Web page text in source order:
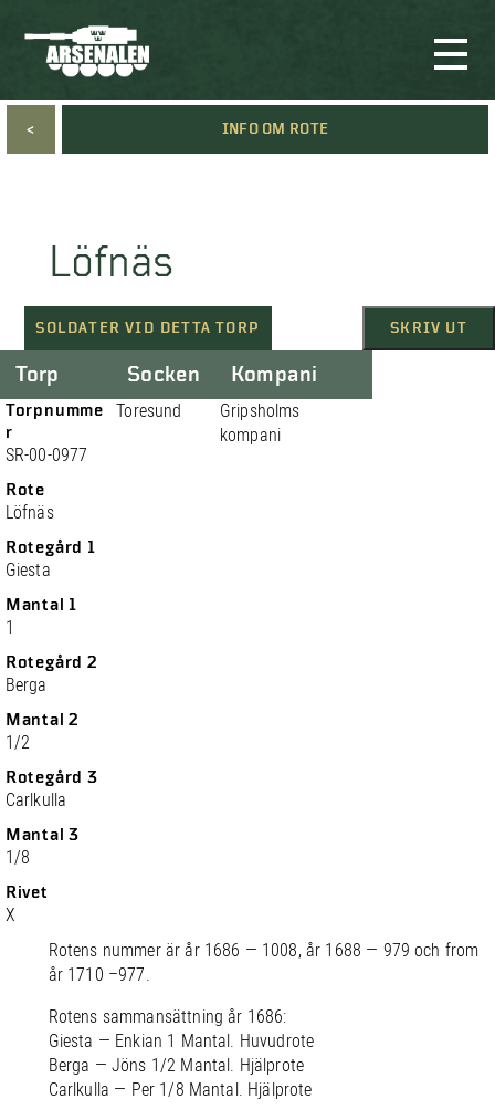
< INFO OM ROTE
Löfnäs
SOLDATER VID DETTA TORP SKRIV UT
Torp
Torpnumme
r
SR-00-0977
Rote
Löfnäs
Rotegård 1
Giesta
Mantal 1
1
Rotegård 2
Berga
Mantal 2
1/2
Rotegård 3
Carlkulla
Mantal 3
1/8
Rivet
X
Socken
Toresund
Kompani
Gripsholms
kompani
Rotens nummer är år 1686 — 1008, år 1688 — 979 och from
år 1710 –977.
Rotens sammansättning år 1686:
Giesta — Enkian 1 Mantal. Huvudrote
Berga — Jöns 1/2 Mantal. Hjälprote
Carlkulla — Per 1/8 Mantal. Hjälprote